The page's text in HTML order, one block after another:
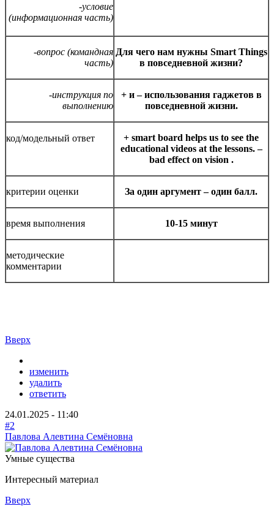
-условие
(информационная часть)
-вопрос (командная
часть)
Для чего нам нужны Smart Things
в повседневной жизни?
-инструкция по
выполнению
+ и – использования гаджетов в
повседневной жизни.
код/модельный ответ
+ smart board helps us to see the
educational videos at the lessons. –
bad effect on vision .
критерии оценки За один аргумент – один балл.
время выполнения 10-15 минут
методические
комментарии
Вверх
изменить
удалить
ответить
24.01.2025 - 11:40
#2
Павлова Алевтина Семёновна
Умные существа
Интересный материал
Вверх